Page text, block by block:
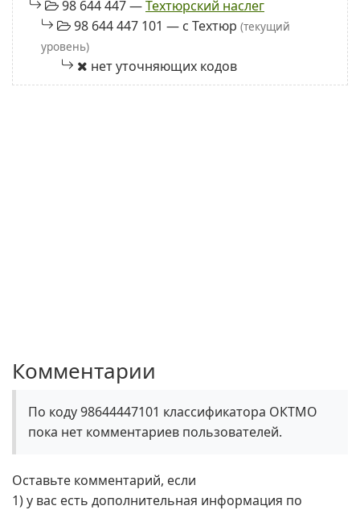
98 644 447 —Техтюрский наслег
98 644 447 101 — с Техтюр (текущий
уровень)
нет уточняющих кодов
Комментарии
По коду 98644447101 классификатора ОКТМО
пока нет комментариев пользователей.
Оставьте комментарий, если
1) у вас есть дополнительная информация по